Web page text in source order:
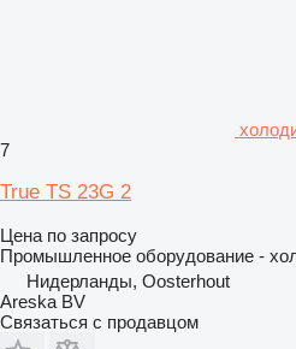
7
True TS 23G 2
Цена по запросу
Промышленное оборудование -
Нидерланды, Oosterhout
Areska BV
Связаться с продавцом